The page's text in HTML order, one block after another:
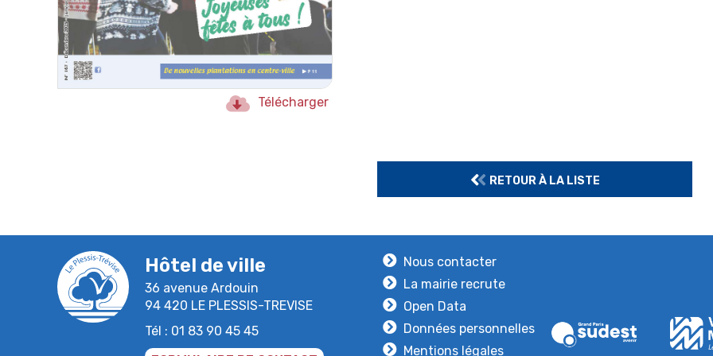
Télécharger
RETOUR À LA LISTE
Hôtel de ville
36 avenue Ardouin
94 420 LE PLESSIS-TREVISE
Tél : 01 83 90 45 45
Nous contacter
La mairie recrute
Open Data
Données personnelles
Mentions légales